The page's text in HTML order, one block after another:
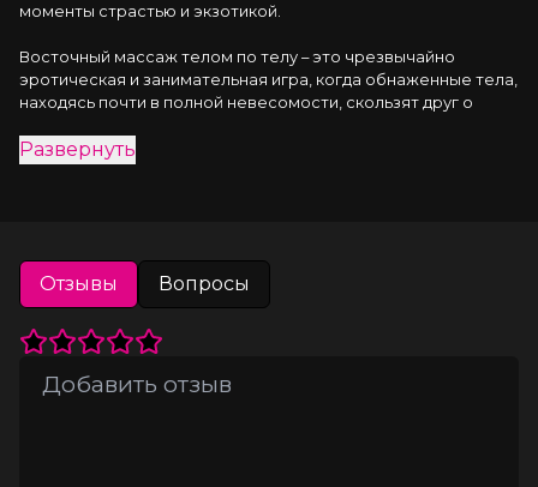
моменты страстью и экзотикой.
Восточный массаж телом по телу – это чрезвычайно
эротическая и занимательная игра, когда обнаженные тела,
находясь почти в полной невесомости, скользят друг о
тела гель создает пьянящий и возбуждающий эффект.
Преимущества:
аромат, который пробуждает чувства и усиливает
Премиум качество:Гель изготовлен из
Развернуть
Отзывы Вопросы